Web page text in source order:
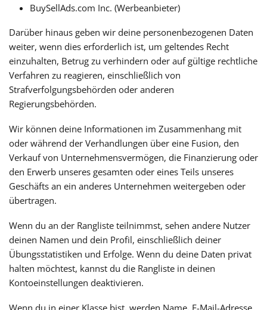
BuySellAds.com Inc. (Werbeanbieter)
Darüber hinaus geben wir deine personenbezogenen Daten
weiter, wenn dies erforderlich ist, um geltendes Recht
einzuhalten, Betrug zu verhindern oder auf gültige rechtliche
Verfahren zu reagieren, einschließlich von
Strafverfolgungsbehörden oder anderen
Regierungsbehörden.
Wir können deine Informationen im Zusammenhang mit
oder während der Verhandlungen über eine Fusion, den
Verkauf von Unternehmensvermögen, die Finanzierung oder
den Erwerb unseres gesamten oder eines Teils unseres
Geschäfts an ein anderes Unternehmen weitergeben oder
übertragen.
Wenn du an der Rangliste teilnimmst, sehen andere Nutzer
deinen Namen und dein Profil, einschließlich deiner
Übungsstatistiken und Erfolge. Wenn du deine Daten privat
halten möchtest, kannst du die Rangliste in deinen
Kontoeinstellungen deaktivieren.
Wenn du in einer Klasse bist, werden Name, E-Mail-Adresse